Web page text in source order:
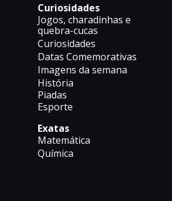
Curiosidades
Jogos, charadinhas e
quebra-cucas
Curiosidades
Datas Comemorativas
Imagens da semana
História
Piadas
Esporte
Exatas
Matemática
Química